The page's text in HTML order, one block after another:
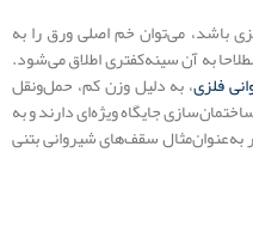
باشد، می‌توان خم اصلی ورق را به
به آن سینه‌کفتری اطلاق می‌شود.
فلزی، به دلیل وزن کم، حمل‌ونقل
جایگاه ویژه‌ای دارند و به
سقف‌های شیروانی بتنی